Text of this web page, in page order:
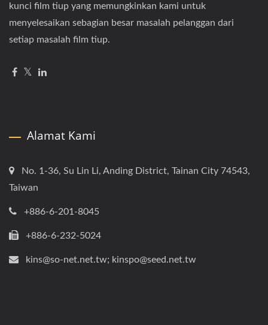
kunci film tiup yang memungkinkan kami untuk
menyelesaikan sebagian besar masalah pelanggan dari
setiap masalah film tiup.
Alamat Kami
No. 1-36, Su Lin Li, Anding District, Tainan City 74543,
Taiwan
+886-6-201-8045
+886-6-232-5024
kins@so-net.net.tw; kinspo@seed.net.tw